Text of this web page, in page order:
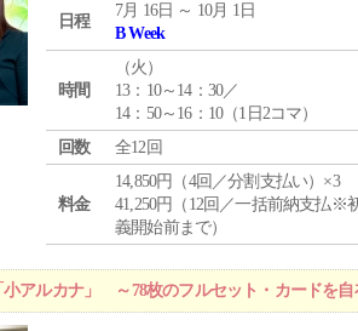
日程
7月 16日 ～ 10月 1日
B Week
時間
（火 ）
13：10～14：30／
14：50～16：10（1日2コマ）
回数
全12回
料金
14,850円（4回／分割支払い）×3
41,250円（12回／一括前納支払※
義開始前まで）
アルカナ」 ～78枚のフルセット・カードを自